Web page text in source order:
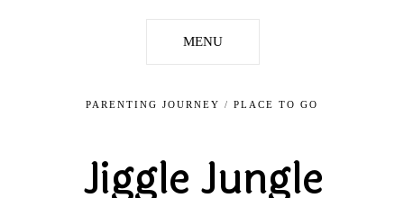
MENU
PARENTING JOURNEY / PLACE TO GO
Jiggle Jungle